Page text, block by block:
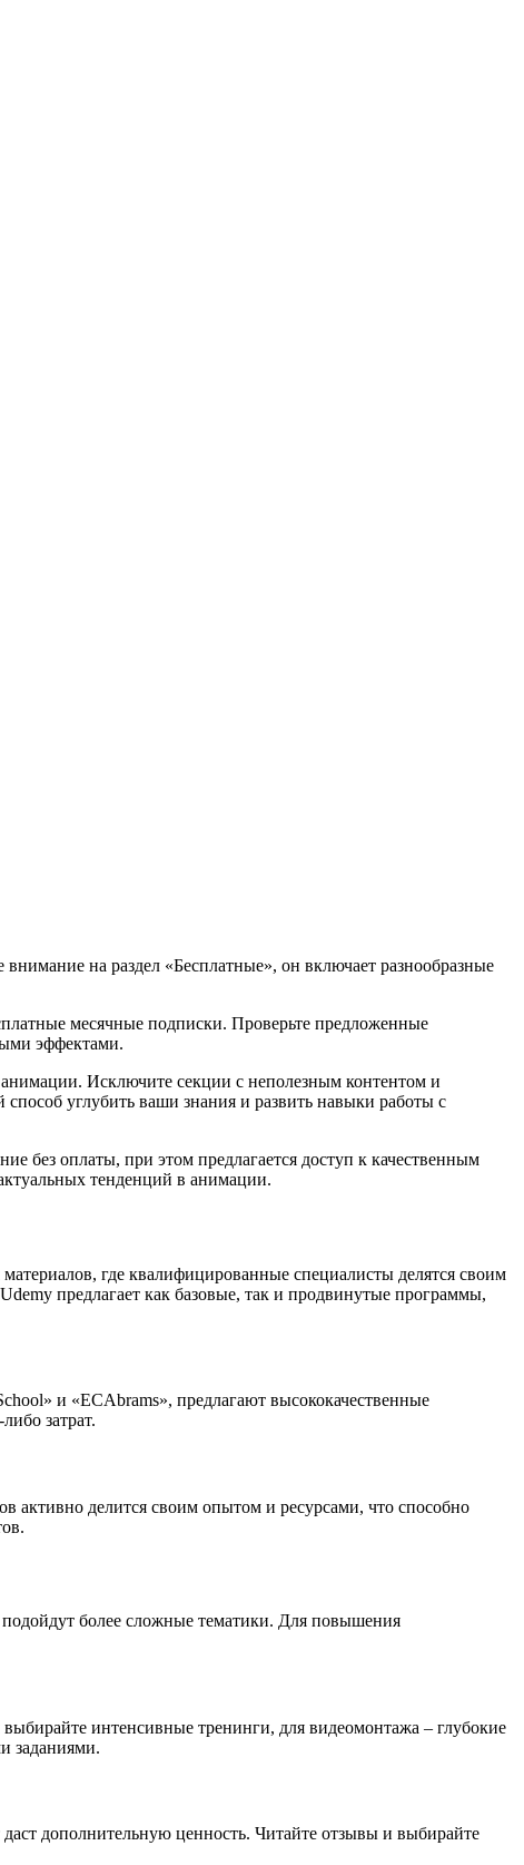
на раздел «Бесплатные», он включает разнообразные
месячные подписки. Проверьте предложенные
эффектами.
Исключите секции с неполезным контентом и
углубить ваши знания и развить навыки работы с
без оплаты, при этом предлагается доступ к качественным
тенденций в анимации.
где квалифицированные специалисты делятся своим
предлагает как базовые, так и продвинутые программы,
и «ECAbrams», предлагают высококачественные
затрат.
активно делится своим опытом и ресурсами, что способно
более сложные тематики. Для повышения
интенсивные тренинги, для видеомонтажа – глубокие
заданиями.
дополнительную ценность. Читайте отзывы и выбирайте